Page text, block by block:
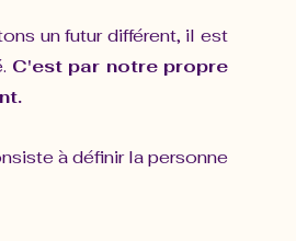
un futur différent, il est
C'est par notre propre
à définir la personne